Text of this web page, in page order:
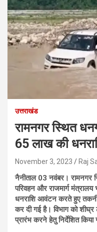
उत्तराखंड
रामनगर स्थित
65 लाख की
November 3, 2023 Raj
नैनीताल 03 नवंबर। रामनगर
परिवहन और राजमार्ग
धनराशि आवंटन करते हुए
कर दी गई है। विभाग को शीघ्र
प्रारंभ करने हेतु निर्देशित किया